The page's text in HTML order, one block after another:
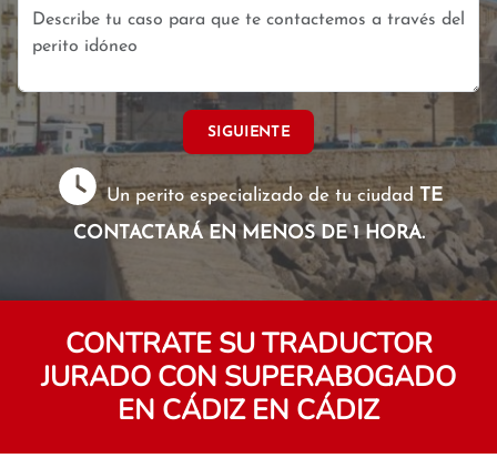
SIGUIENTE
Un perito especializado de tu ciudadTE
CONTACTARÁ EN MENOS DE 1 HORA.
CONTRATE SU TRADUCTOR
JURADO CON SUPERABOGADO
EN CÁDIZ EN CÁDIZ